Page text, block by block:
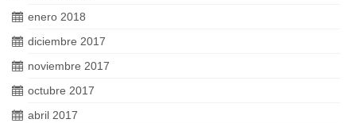
enero 2018
diciembre 2017
noviembre 2017
octubre 2017
abril 2017